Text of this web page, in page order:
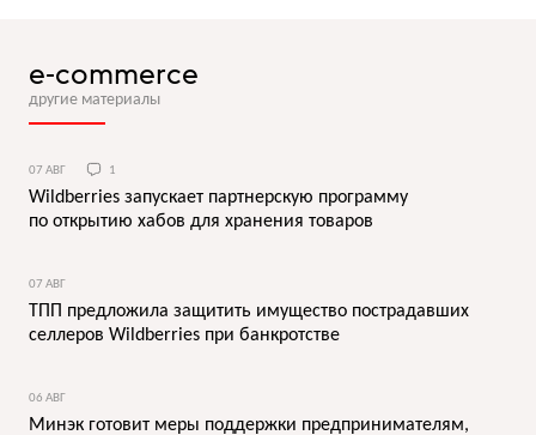
e-commerce
другие материалы
07 АВГ 1
Wildberries запускает партнерскую программу
по открытию хабов для хранения товаров
07 АВГ
ТПП предложила защитить имущество пострадавших
селлеров Wildberries при банкротстве
06 АВГ
Минэк готовит меры поддержки предпринимателям,